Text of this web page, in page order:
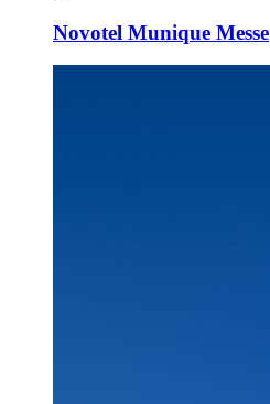
Novotel Munique Messe